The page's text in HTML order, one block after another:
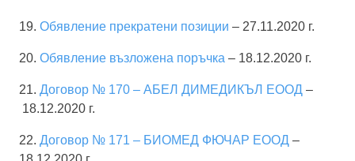
19. Обявление прекратени позиции – 27.11.2020 г.
20. Обявление възложена поръчка – 18.12.2020 г.
21. Договор № 170 – АБЕЛ ДИМЕДИКЪЛ ЕООД –
18.12.2020 г.
22. Договор № 171 – БИОМЕД ФЮЧАР ЕООД –